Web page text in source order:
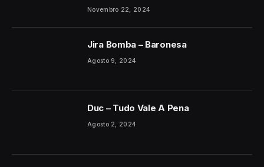
Novembro 22, 2024
Jira Bomba – Baronesa
Agosto 9, 2024
Duc – Tudo Vale A Pena
Agosto 2, 2024